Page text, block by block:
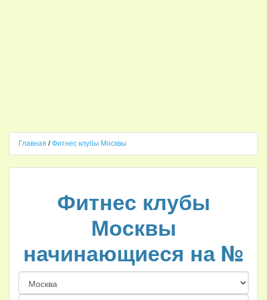
Главная /Фитнес клубы Москвы
Фитнес клубы
Москвы
начинающиеся на №